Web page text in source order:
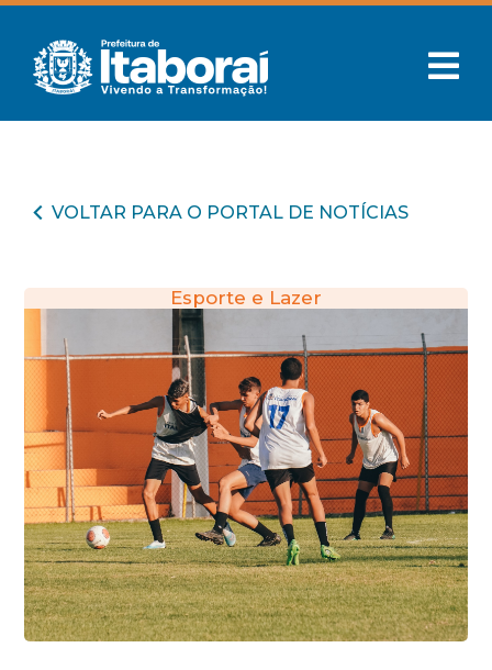
VOLTAR PARA O PORTAL DE NOTÍCIAS
Esporte e Lazer